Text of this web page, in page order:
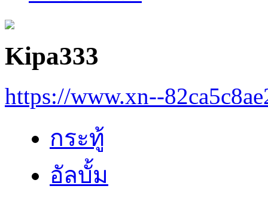
Kipa333
https://www.xn--
กระทู้
อัลบั้ม